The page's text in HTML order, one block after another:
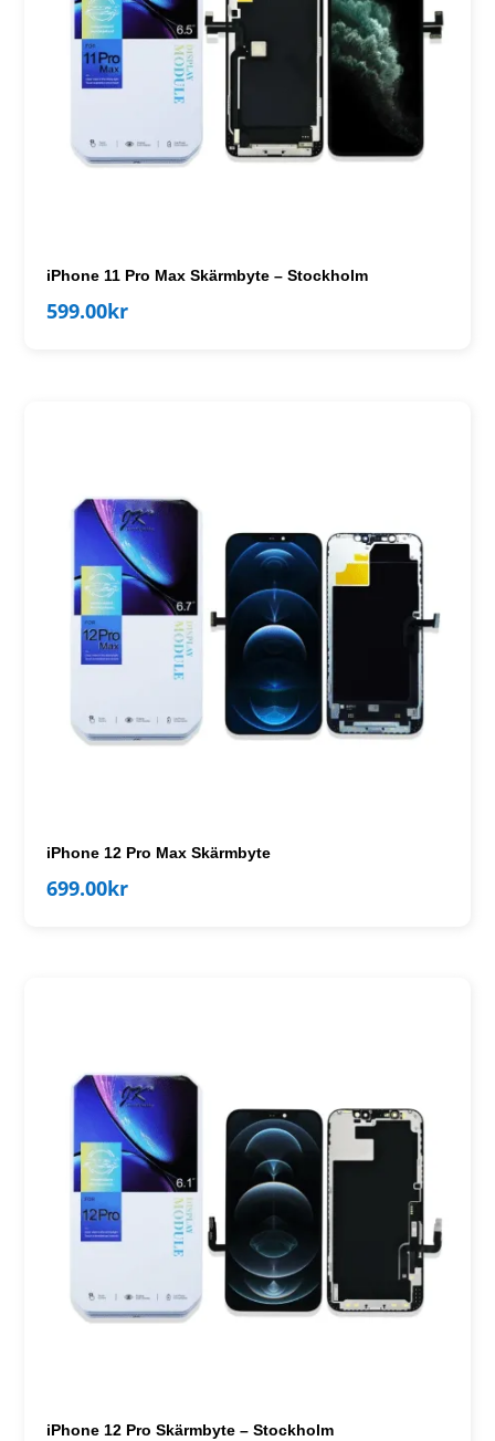
iPhone 11 Pro Max Skärmbyte – Stockholm
599.00kr
iPhone 12 Pro Max Skärmbyte
699.00kr
iPhone 12 Pro Skärmbyte – Stockholm